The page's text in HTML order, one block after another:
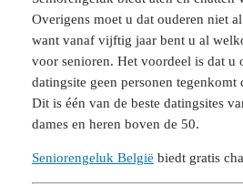
Overigens moet u dat ouderen niet
want vanaf vijftig jaar bent u al
voor senioren. Het voordeel is dat u
datingsite geen personen
Dit is één van de beste datingsites
dames en heren boven de 50.
Seniorengeluk België biedt gratis